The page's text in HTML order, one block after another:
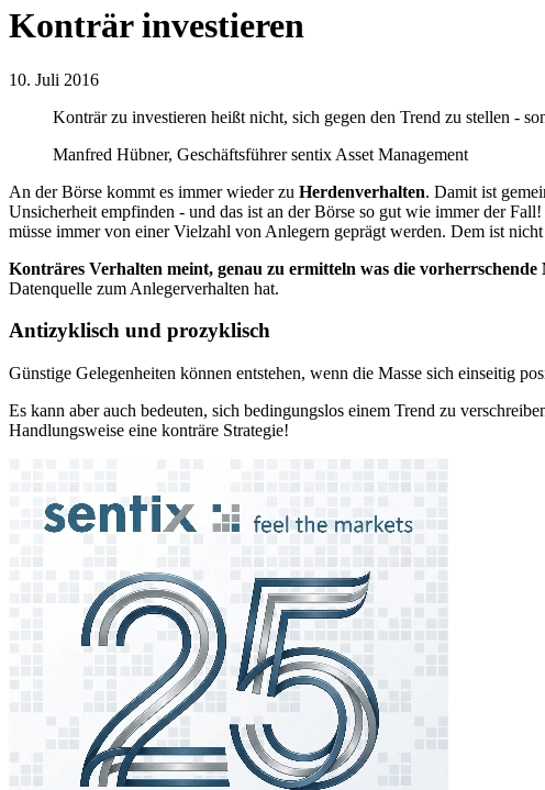
Konträr investieren
10. Juli 2016
Konträr zu investieren heißt nicht, sich gegen den Trend zu stellen -
Manfred Hübner, Geschäftsführer sentix Asset Management
An der Börse kommt es immer wieder zu Herdenverhalten. Damit ist
Unsicherheit empfinden - und das ist an der Börse so gut wie immer der
müsse immer von einer Vielzahl von Anlegern geprägt werden. Dem ist
Konträres Verhalten meint, genau zu ermitteln was die
Datenquelle zum Anlegerverhalten hat.
Antizyklisch und prozyklisch
Günstige Gelegenheiten können entstehen, wenn die Masse sich einseitig
Es kann aber auch bedeuten, sich bedingungslos einem Trend zu
Handlungsweise eine konträre Strategie!